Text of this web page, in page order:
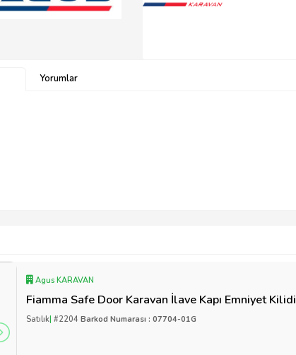
Yorumlar
Agus KARAVAN
Fiamma Safe Door Karavan İlave Kapı Emniyet Kilidi
Satılık| #2204Barkod Numarası : 07704-01G